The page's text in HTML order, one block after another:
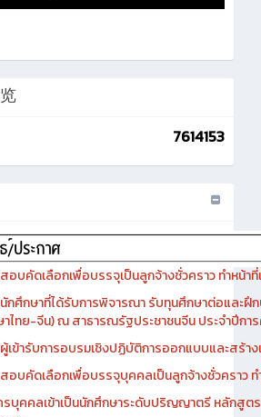
7614153
อบคัดเลือกเพื่อบรรจุเป็นลูกจ้างชั่วคราว ทำหน้าที่
กศึกษาที่ได้รับการพิจารณา รับทุนศึกษาต่อและฝึ
ไทย-จีน) ณ สาธารณรัฐประชาชนจีน ประจำปีก
เข้ารับการอบรมเชิงปฏิบัติการออกแบบและสร้า
อบคัดเลือกเพื่อบรรจุบุคคลเป็นลูกจ้างชั่วคราว ท